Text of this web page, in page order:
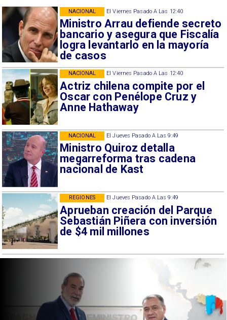
El Viernes Pasado A Las 12:40
Ministro Arrau defiende secreto
bancario y asegura que Fiscalía
logra levantarlo en la mayoría
de casos
NACIONAL
El Viernes Pasado A Las 12:40
Actriz chilena compite por el
Oscar con Penélope Cruz y
Anne Hathaway
NACIONAL
El Jueves Pasado A Las 9:49
Ministro Quiroz detalla
megarreforma tras cadena
nacional de Kast
NACIONAL
El Jueves Pasado A Las 9:49
Aprueban creación del Parque
Sebastián Piñera con inversión
de $4 mil millones
REGIONES